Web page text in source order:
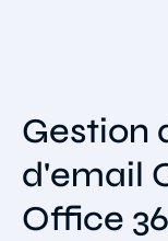
Gestion
d'email
Office